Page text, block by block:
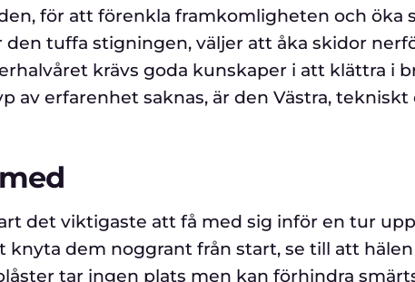
för att förenkla framkomligheten och öka
den tuffa stigningen, väljer att åka skidor
krävs goda kunskaper i att klättra i
av erfarenhet saknas, är den Västra, tekniskt
det viktigaste att få med sig inför en tur
knyta dem noggrant från start, se till att
tar ingen plats men kan förhindra